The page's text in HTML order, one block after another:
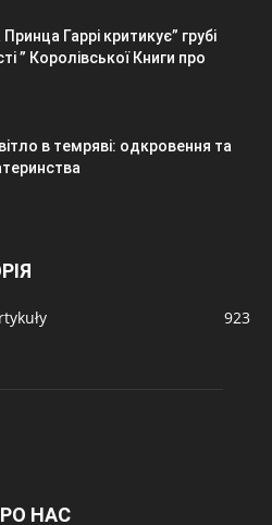
Гаррі критикує” грубі
” Королівської Книги про
в темряві: одкровення та
923
НАС